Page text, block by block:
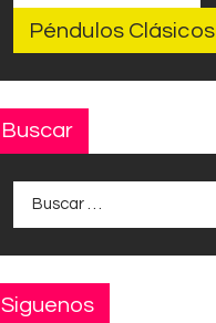
Péndulos Clásicos
Buscar
Siguenos